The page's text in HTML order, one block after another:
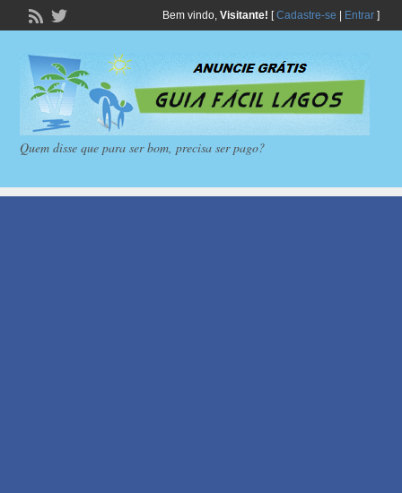
Bem vindo, Visitante! [Cadastre-se Entrar]
Quem disse que para ser bom, precisa ser pago?